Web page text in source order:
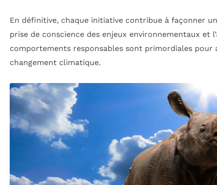
En définitive, chaque initiative contribue à façonner
prise de conscience des enjeux environnementaux et
comportements responsables sont primordiales pour
changement climatique.